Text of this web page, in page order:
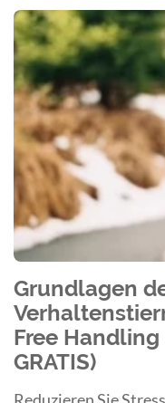
Grundlagen
Free
GRATIS)